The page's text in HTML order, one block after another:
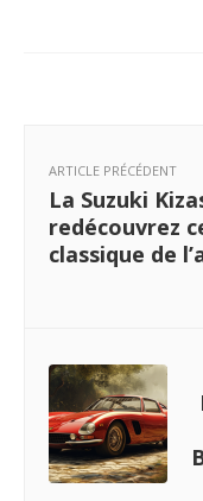
ARTICLE PRÉCÉDENT
La Suzuki
redécouvrez
classique de